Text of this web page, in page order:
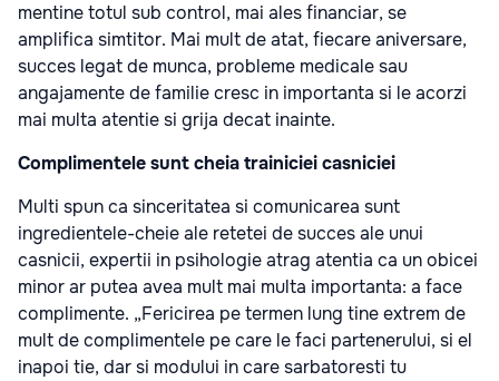
mentine totul sub control, mai ales financiar, se
amplifica simtitor. Mai mult de atat, fiecare aniversare,
succes legat de munca, probleme medicale sau
angajamente de familie cresc in importanta si le acorzi
mai multa atentie si grija decat inainte.
Complimentele sunt cheia trainiciei casniciei
Multi spun ca sinceritatea si comunicarea sunt
ingredientele-cheie ale retetei de succes ale unui
casnicii, expertii in psihologie atrag atentia ca un obicei
minor ar putea avea mult mai multa importanta: a face
complimente. „Fericirea pe termen lung tine extrem de
mult de complimentele pe care le faci partenerului, si el
inapoi tie, dar si modului in care sarbatoresti tu